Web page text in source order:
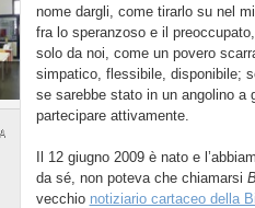
nome dargli, come tirarlo su nel
fra lo speranzoso e il
solo da noi, come un povero
simpatico, flessibile, disponibile;
se sarebbe stato in un angolino a
partecipare attivamente.
Il 12 giugno 2009 è nato e
da sé, non poteva che chiamarsi
vecchio notiziario cartaceo della